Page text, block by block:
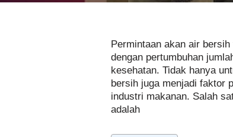
Permintaan akan air
dengan pertumbuhan
kesehatan. Tidak hanya
bersih juga menjadi faktor
industri makanan. Salah
adalah